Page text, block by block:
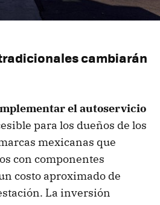
cambiarán
el autoservicio
para los dueños de los
mexicanas que
con componentes
costo aproximado de
La inversión